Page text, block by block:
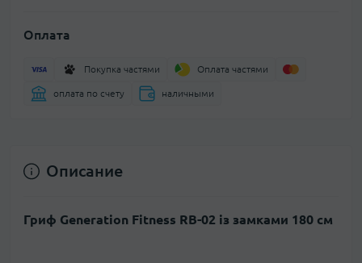
Оплата
Покупка частями Оплата частями
оплата по счету наличными
Описание
Гриф Generation Fitness RB-02 із замками 180 см